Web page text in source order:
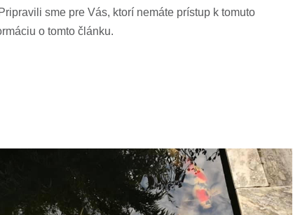
sme pre Vás, ktorí nemáte prístup k tomuto
o tomto článku.